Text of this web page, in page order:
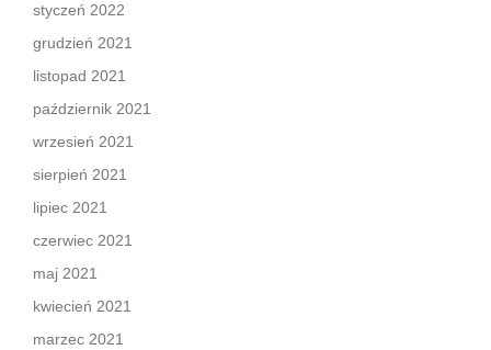
styczeń 2022
grudzień 2021
listopad 2021
październik 2021
wrzesień 2021
sierpień 2021
lipiec 2021
czerwiec 2021
maj 2021
kwiecień 2021
marzec 2021